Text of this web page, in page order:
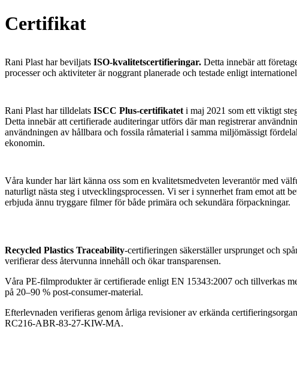
Certifikat
Rani Plast har beviljats ISO-kvalitetscertifieringar. Detta innebär att
processer och aktiviteter är noggrant planerade och testade enligt
Rani Plast har tilldelats ISCC Plus-certifikatet i maj 2021 som ett viktigt
Detta innebär att certifierade auditeringar utförs där man registrerar
användningen av hållbara och fossila råmaterial i samma miljömässigt
ekonomin.
Våra kunder har lärt känna oss som en kvalitetsmedveten leverantör med
naturligt nästa steg i utvecklingsprocessen. Vi ser i synnerhet fram emot att
erbjuda ännu tryggare filmer för både primära och sekundära förpackningar.
Recycled Plastics Traceability-certifieringen säkerställer ursprunget och
verifierar dess återvunna innehåll och ökar transparensen.
Våra PE-filmprodukter är certifierade enligt EN 15343:2007 och tillverkas
på 20–90 % post-consumer-material.
Efterlevnaden verifieras genom årliga revisioner av erkända
RC216-ABR-83-27-KIW-MA.